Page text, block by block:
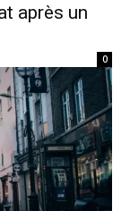
après un
0